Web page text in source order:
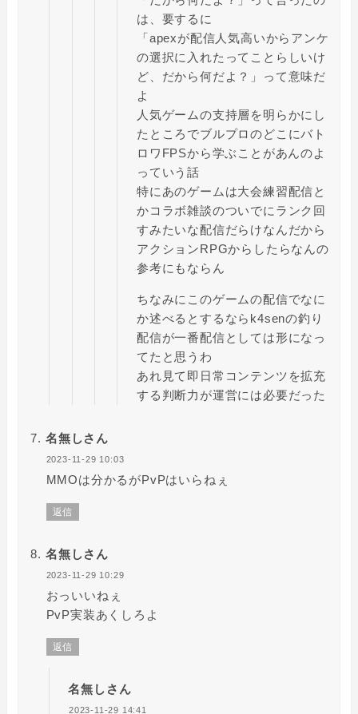
は、要するに
「apexが配信人気高いからアンケ
の選択に入れたってことらしいけ
ど、だから何だよ？」って意味だ
よ
人気ゲームの支持層を明らかにし
たところでブルプロのどこにバト
ロワFPSから学ぶことがあんのよ
っていう話
特にあのゲームは大会練習配信と
かコラボ雑談のついでにランク回
すみたいな配信だらけなんだから
アクションRPGからしたらなんの
参考にもならん
ちなみにこのゲームの配信でなに
か述べるとするならk4senの釣り
配信が一番配信としては形になっ
てたと思うわ
あれ見て即日常コンテンツを拡充
する判断力が運営には必要だった
名無しさん
2023-11-29 10:03
MMOは分かるがPvPはいらねぇ
返信
名無しさん
2023-11-29 10:29
おっいいねぇ
PvP実装あくしろよ
返信
名無しさん
2023-11-29 14:41